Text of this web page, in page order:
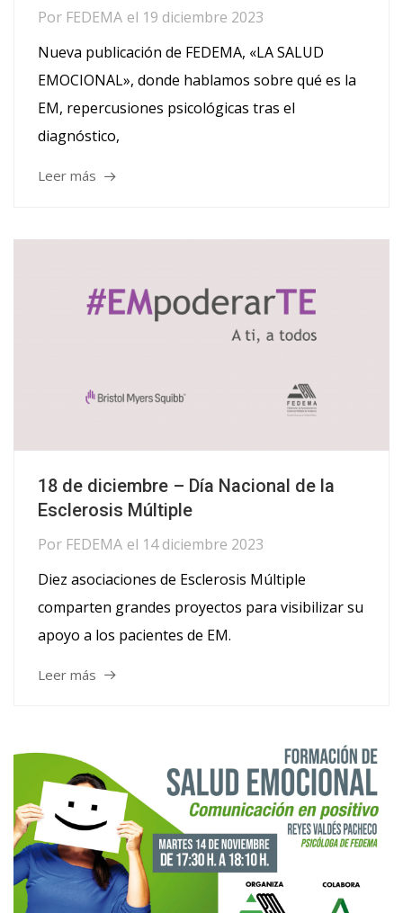
Por FEDEMA el 19 diciembre 2023
Nueva publicación de FEDEMA, «LA SALUD
EMOCIONAL», donde hablamos sobre qué es la
EM, repercusiones psicológicas tras el
diagnóstico,
Leer más
18 de diciembre – Día Nacional de la
Esclerosis Múltiple
Por FEDEMA el 14 diciembre 2023
Diez asociaciones de Esclerosis Múltiple
comparten grandes proyectos para visibilizar su
apoyo a los pacientes de EM.
Leer más